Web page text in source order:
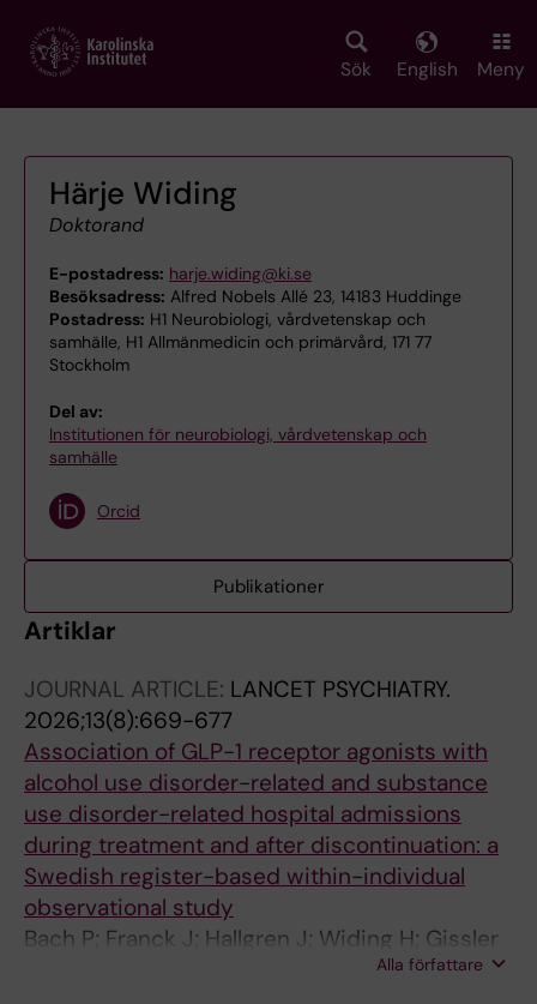
main
Sök English Meny
Härje Widing
Doktorand
E-postadress: harje.widing@ki.se
Besöksadress: Alfred Nobels Allé 23, 14183 Huddinge
Postadress: H1 Neurobiologi, vårdvetenskap och
samhälle, H1 Allmänmedicin och primärvård, 171 77
Stockholm
Del av:
Institutionen för neurobiologi, vårdvetenskap och
samhälle
Orcid
Publikationer
Artiklar
JOURNAL ARTICLE: LANCET PSYCHIATRY.
2026;13(8):669-677
Association of GLP-1 receptor agonists with
alcohol use disorder-related and substance
use disorder-related hospital admissions
during treatment and after discontinuation: a
Swedish register-based within-individual
observational study
Bach P; Franck J; Hallgren J; Widing H; Gissler
Alla författare